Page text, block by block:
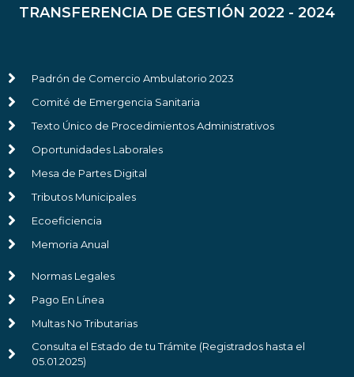
TRANSFERENCIA DE GESTIÓN 2022 - 2024
Padrón de Comercio Ambulatorio 2023
Comité de Emergencia Sanitaria
Texto Único de Procedimientos Administrativos
Oportunidades Laborales
Mesa de Partes Digital
Tributos Municipales
Ecoeficiencia
Memoria Anual
Normas Legales
Pago En Línea
Multas No Tributarias
Consulta el Estado de tu Trámite (Registrados hasta el
05.01.2025)